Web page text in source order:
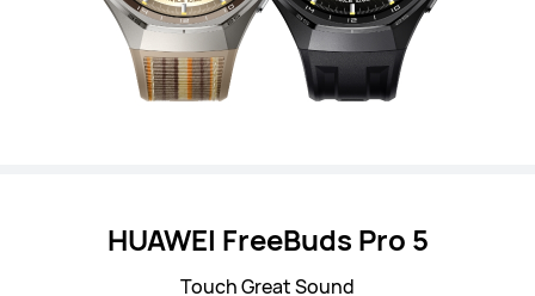
HUAWEI FreeBuds Pro 5
Touch Great Sound